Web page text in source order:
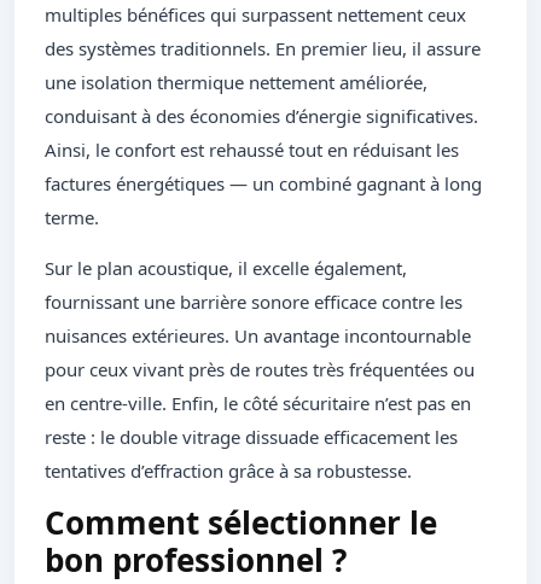
multiples bénéfices qui surpassent nettement ceux
des systèmes traditionnels. En premier lieu, il assure
une isolation thermique nettement améliorée,
conduisant à des économies d’énergie significatives.
Ainsi, le confort est rehaussé tout en réduisant les
factures énergétiques — un combiné gagnant à long
terme.
Sur le plan acoustique, il excelle également,
fournissant une barrière sonore efficace contre les
nuisances extérieures. Un avantage incontournable
pour ceux vivant près de routes très fréquentées ou
en centre-ville. Enfin, le côté sécuritaire n’est pas en
reste : le double vitrage dissuade efficacement les
tentatives d’effraction grâce à sa robustesse.
Comment sélectionner le
bon professionnel ?